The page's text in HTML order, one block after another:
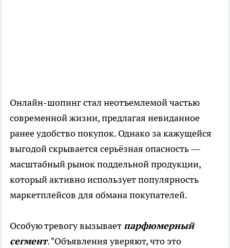
Онлайн-шопинг стал неотъемлемой частью
современной жизни, предлагая невиданное
ранее удобство покупок. Однако за кажущейся
выгодой скрывается серьёзная опасность —
масштабный рынок поддельной продукции,
который активно использует популярность
маркетплейсов для обмана покупателей.
Особую тревогу вызываетпарфюмерный
сегмент. "Объявления уверяют, что это